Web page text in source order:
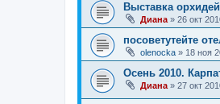
Выставка
Диана» 26 окт
посоветутейте
olenocka » 18 ноя
Осень 2010.
Диана» 27 окт